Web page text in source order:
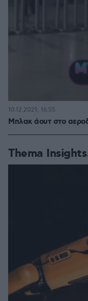
Μπλακ άουτ στο
10.12.2021, 16:55
Thema Insights